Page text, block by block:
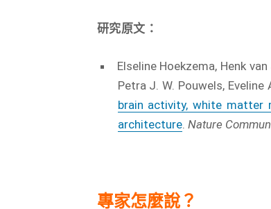
研究原文：
Elseline Hoekzema, Henk
Petra J. W. Pouwels, Eveline
brain activity, white matter
architecture. Nature
專家怎麼說？